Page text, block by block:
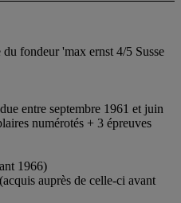
fondeur 'max ernst 4/5 Susse
entre septembre 1961 et juin
numérotés + 3 épreuves
1966)
auprès de celle-ci avant